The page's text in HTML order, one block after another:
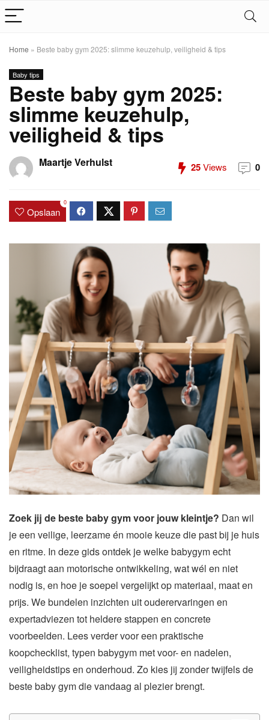
Home » Beste baby gym 2025: slimme keuzehulp, veiligheid & tips
Baby tips
Beste baby gym 2025:
slimme keuzehulp,
veiligheid & tips
Maartje Verhulst 25Views 0
Opslaan
0
Zoek jij de beste baby gym voor jouw kleintje? Dan wil
je een veilige, leerzame én mooie keuze die past bij je huis
en ritme. In deze gids ontdek je welke babygym echt
bijdraagt aan motorische ontwikkeling, wat wél en niet
nodig is, en hoe je soepel vergelijkt op materiaal, maat en
prijs. We bundelen inzichten uit ouderervaringen en
expertadviezen tot heldere stappen en concrete
voorbeelden. Lees verder voor een praktische
koopchecklist, typen babygym met voor- en nadelen,
veiligheidstips en onderhoud. Zo kies jij zonder twijfels de
beste baby gym die vandaag al plezier brengt.